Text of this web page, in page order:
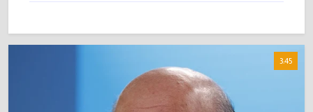
3:45